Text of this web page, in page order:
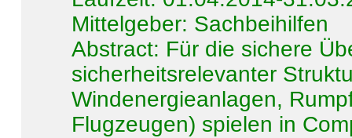
Mittelgeber: Sachbeihilfen
Abstract: Für die sichere
sicherheitsrelevanter
Windenergieanlagen,
Flugzeugen) spielen in